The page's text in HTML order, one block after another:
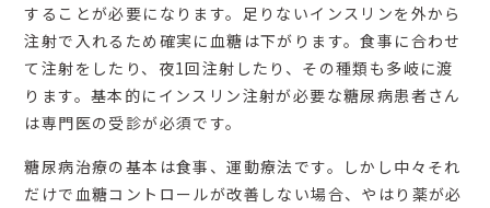
することが必要になります。足りないインスリンを外から
注射で入れるため確実に血糖は下がります。食事に合わせ
て注射をしたり、夜1回注射したり、その種類も多岐に渡
ります。基本的にインスリン注射が必要な糖尿病患者さん
は専門医の受診が必須です。
糖尿病治療の基本は食事、運動療法です。しかし中々それ
だけで血糖コントロールが改善しない場合、やはり薬が必